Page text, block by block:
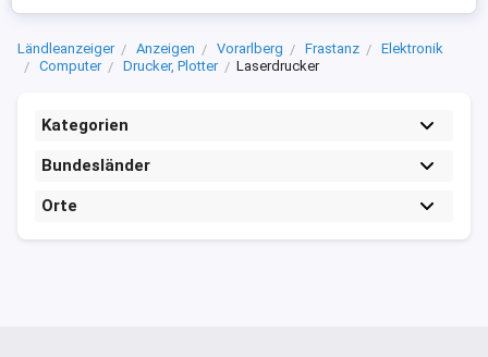
Ländleanzeiger Anzeigen Vorarlberg Frastanz
Elektronik
Computer
Drucker, Plotter Laserdrucker
Kategorien
Bundesländer
Orte